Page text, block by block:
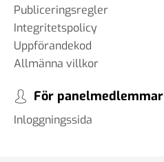
Publiceringsregler
Integritetspolicy
Uppförandekod
Allmänna villkor
För panelmedlemmar
Inloggningssida